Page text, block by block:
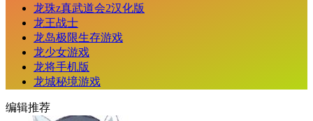
龙珠z真武道会2汉化版
龙王战士
龙岛极限生存游戏
龙少女游戏
龙将手机版
龙城秘境游戏
编辑推荐